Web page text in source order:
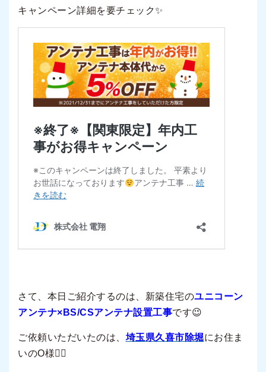
キャンペーン詳細を要チェック✨
さて、本日ご紹介するのは、新築住宅のユニコーン
アンテナ×BS/CSアンテナ設置工事です😉
ご依頼いただいたのは、 埼玉県久喜市除堀にお住ま
いのO様💁‍♂️